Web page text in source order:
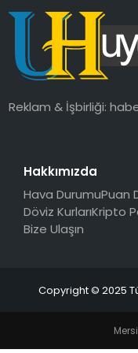
SAĞLIK
MAGAZIN
YAŞAM
Reklam & İşbirliği:
Hakkımızda
Hava DurumuPuan
Döviz KurlarıKripto
Bize Ulaşın
Copyright © 2025